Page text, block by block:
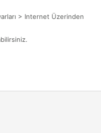
> Internet Üzerinden